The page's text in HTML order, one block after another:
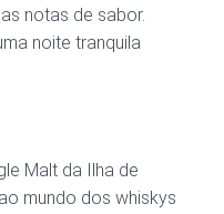
notas de sabor.
noite tranquila
Malt da Ilha de
mundo dos whiskys